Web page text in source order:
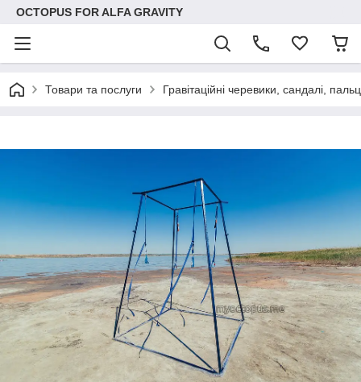
OCTOPUS FOR ALFA GRAVITY
Товари та послуги Гравітаційні черевики, сандалі,